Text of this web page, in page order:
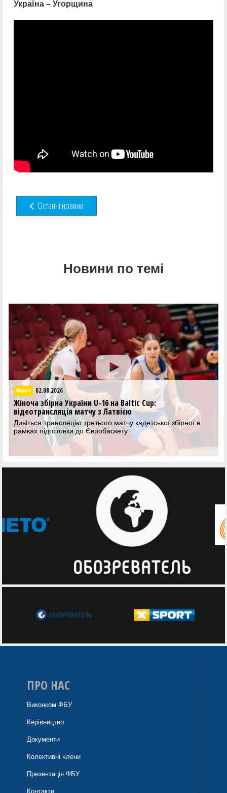
Україна – Угорщина
Останні новини
Новини по темі
Відео 02.08.2026
Жіноча збірна України U-16 на Baltic Cup:
відеотрансляція матчу з Латвією
Дивіться трансляцію третього матчу кадетської збірної в
рамках підготовки до Євробаскету
ПРО НАС
Виконком ФБУ
Керівництво
Документи
Колективні члени
Презентація ФБУ
Контакти